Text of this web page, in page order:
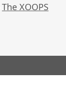
The XOOPS